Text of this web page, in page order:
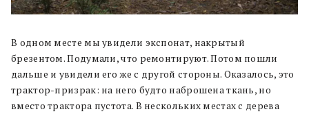
В одном месте мы увидели экспонат, накрытый
брезентом. Подумали, что ремонтируют. Потом пошли
дальше и увидели его же с другой стороны. Оказалось, это
трактор-призрак: на него будто наброшена ткань, но
вместо трактора пустота. В нескольких местах с дерева